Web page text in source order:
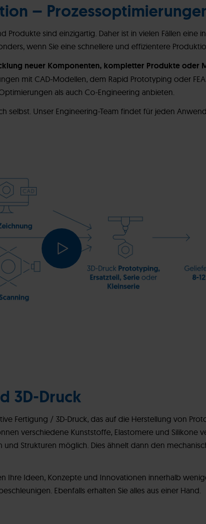
–
Produkte sind einzigartig. Daher ist in vielen Fällen
wenn Sie eine schnellere und effizientere
neuer Komponenten, kompletter Produkte oder
mit CAD-Modellen, dem Rapid Prototyping oder
als auch Co-Engineering anbieten.
selbst. Unser Engineering-Team findet für jeden
3D-Druck
Fertigung / 3D-Druck, das auf die Herstellung von
verschiedene Kunststoffe, Elastomere und Silikone
und Strukturen möglich. Dies ähnelt dann den
Ihre Ideen, Konzepte und Innovationen innerhalb
Ebenfalls erhalten Sie alles aus einer Hand.